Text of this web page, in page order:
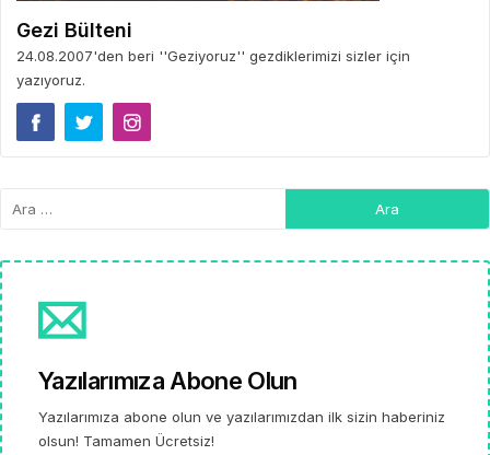
Gezi Bülteni
24.08.2007'den beri ''Geziyoruz'' gezdiklerimizi sizler için
yazıyoruz.
Yazılarımıza Abone Olun
Yazılarımıza abone olun ve yazılarımızdan ilk sizin haberiniz
olsun! Tamamen Ücretsiz!